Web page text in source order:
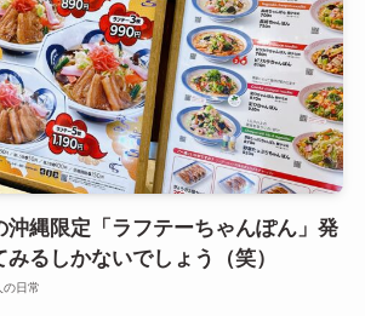
沖縄限定「ラフテーちゃんぽん」発
るしかないでしょう（笑）
の日常